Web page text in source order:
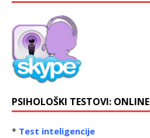
PSIHOLOŠKI TESTOVI: ONLINE
* Test inteligencije